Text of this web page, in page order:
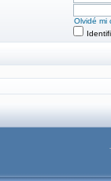
Olvidé mi